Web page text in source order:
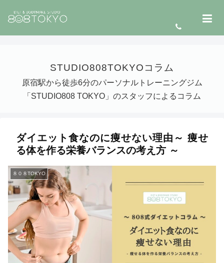
STUDIO808TOKYOコラム
原宿駅から徒歩6分のパーソナルトレーニングジム
「STUDIO808 TOKYO」のスタッフによるコラム
ダイエット食なのに痩せない理由～ 痩せ
る体を作る栄養バランスの考え方 ～
８０８TOKYO